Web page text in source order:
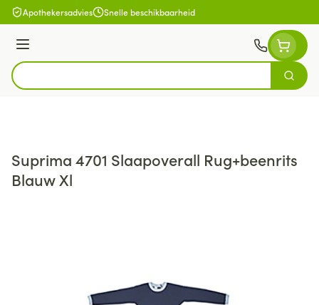
Ga naar de inhoud
Apothekersadvies Snelle beschikbaarheid
Menu
Product, merk, categorie...
Zoek
Suprima 4701 Slaapoverall Rug+beenrits
Blauw Xl